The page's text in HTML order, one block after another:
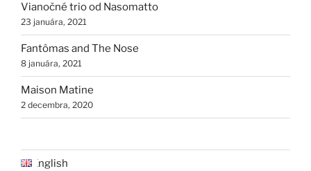
Vianočné trio od Nasomatto
23 januára, 2021
Fantômas and The Nose
8 januára, 2021
Maison Matine
2 decembra, 2020
English